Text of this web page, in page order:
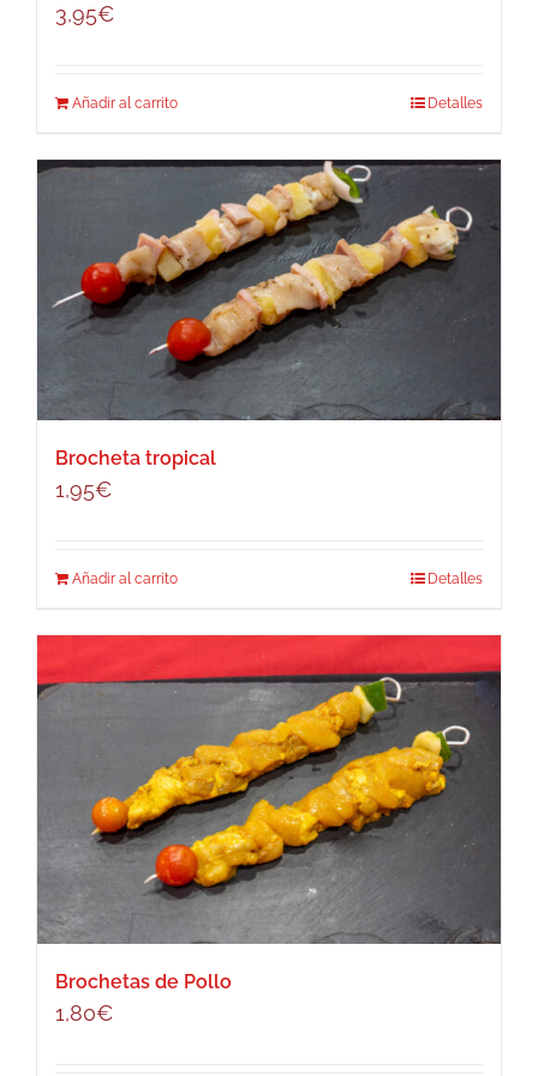
3,95€
Añadir al carrito Detalles
Brocheta tropical
1,95€
Añadir al carrito Detalles
Brochetas de Pollo
1,80€